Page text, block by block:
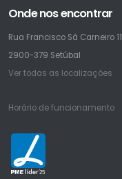
Onde nos encontrar
Rua Francisco Sá Carneiro 11
2900-379 Setúbal
Ver todas as localizações
Horário de funcionamento
25